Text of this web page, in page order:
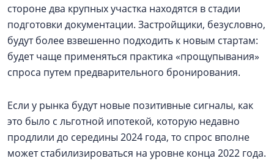
стороне два крупных участка находятся в стадии
подготовки документации. Застройщики, безусловно,
будут более взвешенно подходить к новым стартам:
будет чаще применяться практика «прощупывания»
спроса путем предварительного бронирования.
Если у рынка будут новые позитивные сигналы, как
это было с льготной ипотекой, которую недавно
продлили до середины 2024 года, то спрос вполне
может стабилизироваться на уровне конца 2022 года.